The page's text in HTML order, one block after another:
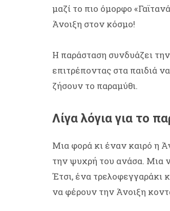
μαζί το πιο όμορφο
Άνοιξη στον κόσμο!
Η παράσταση συνδυάζει την
επιτρέποντας στα παιδιά
ζήσουν το παραμύθι.
Λίγα λόγια για το
Μια φορά κι έναν καιρό η
την ψυχρή του ανάσα. Μια
Έτσι, ένα τρελοφεγγαράκι
να φέρουν την Άνοιξη